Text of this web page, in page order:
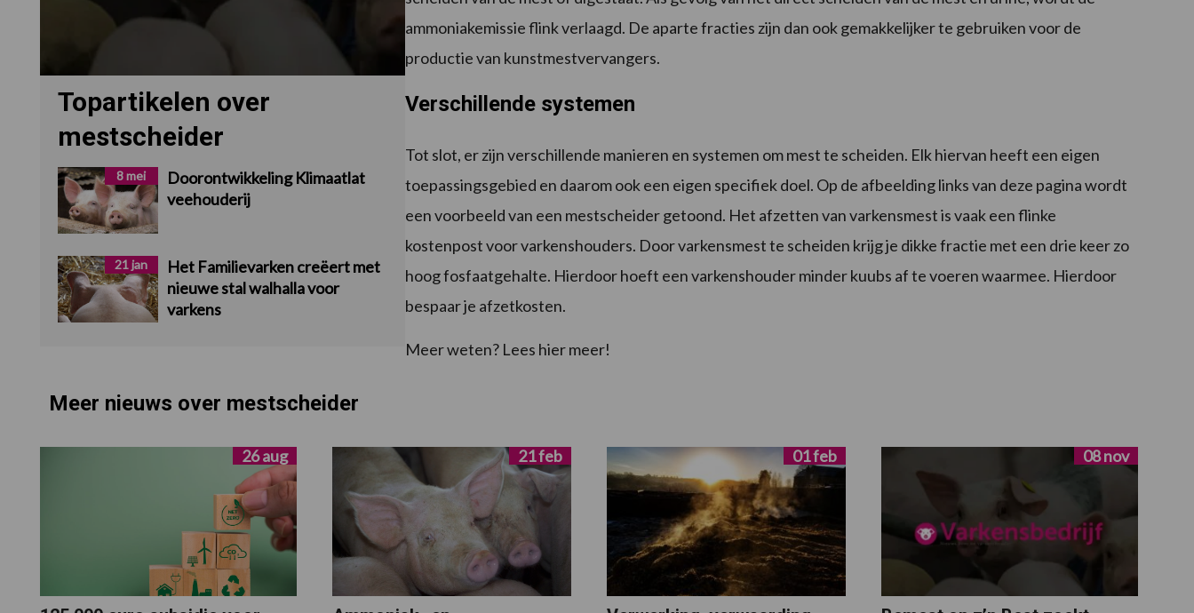
Topartikelen over
mestscheider
8 mei
Doorontwikkeling Klimaatlat
veehouderij
21 jan
Het Familievarken creëert met
nieuwe stal walhalla voor
varkens
ammoniakemissie flink verlaagd. De aparte fracties zijn dan ook gemakkelijker te gebruiken voor de
productie van kunstmestvervangers.
Verschillende systemen
Tot slot, er zijn verschillende manieren en systemen om mest te scheiden. Elk hiervan heeft een eigen
toepassingsgebied en daarom ook een eigen specifiek doel. Op de afbeelding links van deze pagina wordt
een voorbeeld van een mestscheider getoond. Het afzetten van varkensmest is vaak een flinke
kostenpost voor varkenshouders. Door varkensmest te scheiden krijg je dikke fractie met een drie keer zo
hoog fosfaatgehalte. Hierdoor hoeft een varkenshouder minder kuubs af te voeren waarmee. Hierdoor
bespaar je afzetkosten.
Meer weten? Lees hier meer!
Meer nieuws over mestscheider
26 aug 21 feb 01 feb 08 nov